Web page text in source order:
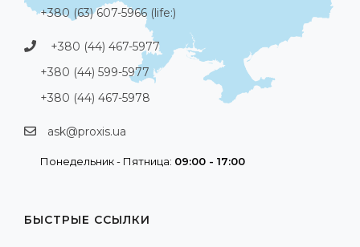
+380 (63) 607-5966 (life:)
+380 (44) 467-5977
+380 (44) 599-5977
+380 (44) 467-5978
ask@proxis.ua
Понедельник - Пятница: 09:00 - 17:00
БЫСТРЫЕ ССЫЛКИ